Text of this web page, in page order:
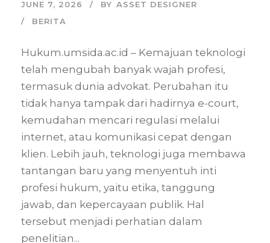
JUNE 7, 2026 BY ASSET DESIGNER
BERITA
Hukum.umsida.ac.id – Kemajuan teknologi
telah mengubah banyak wajah profesi,
termasuk dunia advokat. Perubahan itu
tidak hanya tampak dari hadirnya e-court,
kemudahan mencari regulasi melalui
internet, atau komunikasi cepat dengan
klien. Lebih jauh, teknologi juga membawa
tantangan baru yang menyentuh inti
profesi hukum, yaitu etika, tanggung
jawab, dan kepercayaan publik. Hal
tersebut menjadi perhatian dalam
penelitian...